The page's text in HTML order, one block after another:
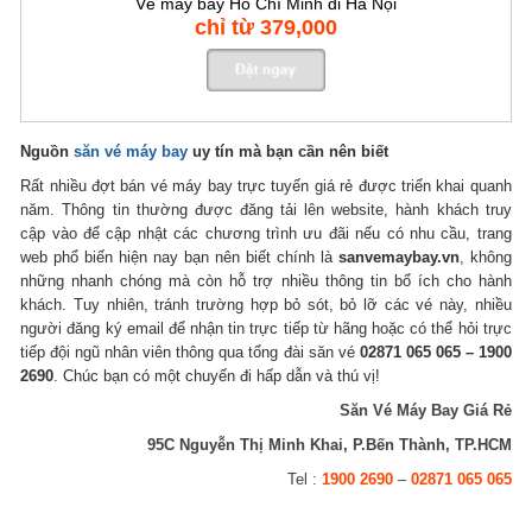
chỉ từ 379,000
Nguồnsăn vé máy bay uy tín mà bạn cần nên biết
Rất nhiều đợt bán vé máy bay trực tuyến giá rẻ được triển khai quanh
năm. Thông tin thường được đăng tải lên website, hành khách truy
cập vào để cập nhật các chương trình ưu đãi nếu có nhu cầu, trang
web phổ biến hiện nay bạn nên biết chính là sanvemaybay.vn, không
những nhanh chóng mà còn hỗ trợ nhiều thông tin bổ ích cho hành
khách. Tuy nhiên, tránh trường hợp bỏ sót, bỏ lỡ các vé này, nhiều
người đăng ký email để nhận tin trực tiếp từ hãng hoặc có thể hỏi trực
tiếp đội ngũ nhân viên thông qua tổng đài săn vé 02871 065 065 – 1900
2690 . Chúc bạn có một chuyến đi hấp dẫn và thú vị!
Săn Vé Máy Bay Giá Rẻ
95C Nguyễn Thị Minh Khai, P.Bến Thành, TP.HCM
Tel : 1900 2690– 02871 065 065